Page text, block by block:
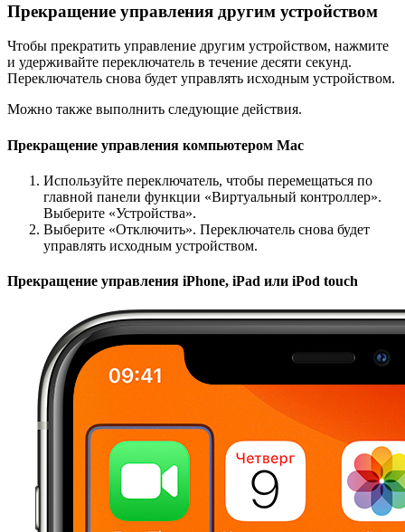
Прекращение управления другим устройством
Чтобы прекратить управление другим устройством, нажмите
и удерживайте переключатель в течение десяти секунд.
Переключатель снова будет управлять исходным устройством.
Можно также выполнить следующие действия.
Прекращение управления компьютером Mac
Используйте переключатель, чтобы перемещаться по
главной панели функции «Виртуальный контроллер».
Выберите «Устройства».
Выберите «Отключить». Переключатель снова будет
управлять исходным устройством.
Прекращение управления iPhone, iPad или iPod touch